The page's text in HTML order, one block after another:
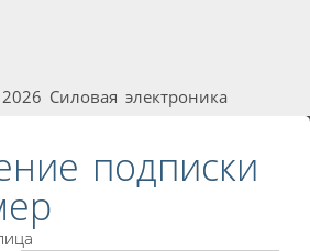
Силовая электроника
подписки